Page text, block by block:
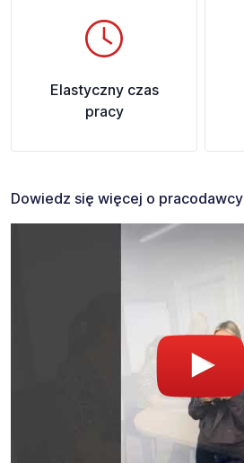
Elastyczny czas
pracy
Dowiedz się więcej o pracodawcy